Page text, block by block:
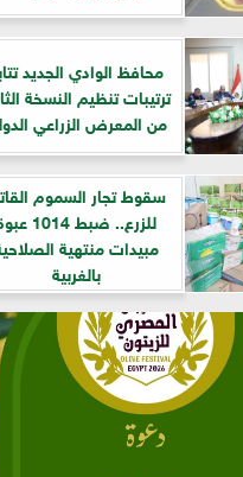
​محافظ الوادي الجديد
ترتيبات تنظيم النسخة
من المعرض الزراعي
سقوط تجار السموم
للزرع.. ضبط
مبيدات منتهية
بالغربية